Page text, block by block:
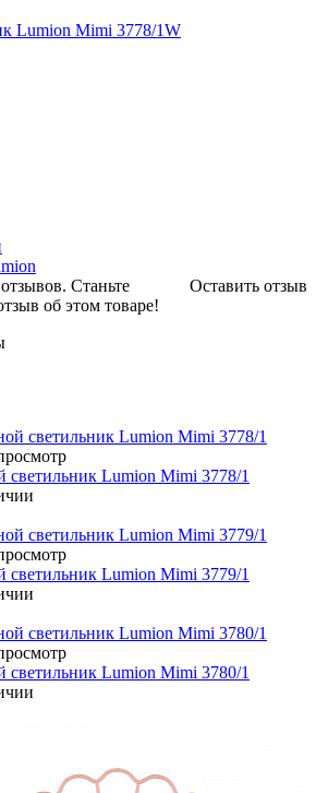
Lumion Mimi 3778/1W
Оставить отзыв
Станьте
об этом товаре!
светильник Lumion Mimi 3778/1
светильник Lumion Mimi 3779/1
светильник Lumion Mimi 3780/1